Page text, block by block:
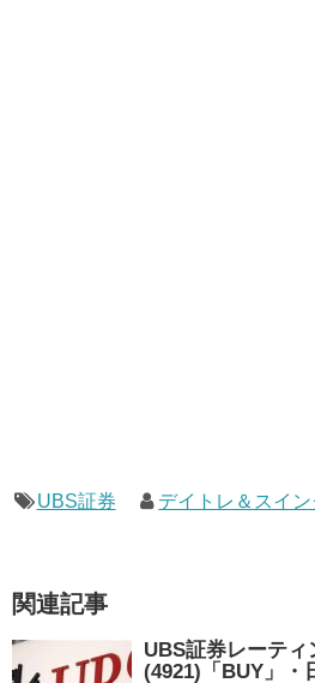
UBS証券 デイトレ＆スイ
関連記事
UBS証券レーテ
(4921)「BUY」・